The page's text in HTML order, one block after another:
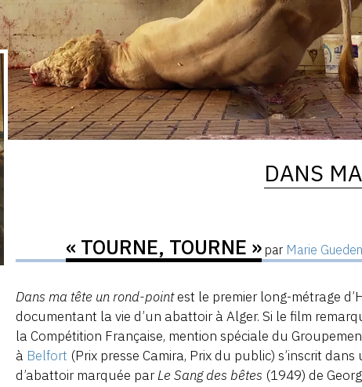
DANS
« TOURNE, TOURNE » par Marie Gueden
Dans ma tête un rond-pointest le premier long-métrage
documentant la vie d’un abattoir à Alger. Si le film
la Compétition Française, mention spéciale du
à Belfort (Prix presse Camira, Prix du public) s’inscrit
d’abattoir marquée parLe Sang des bêtes (1949) de